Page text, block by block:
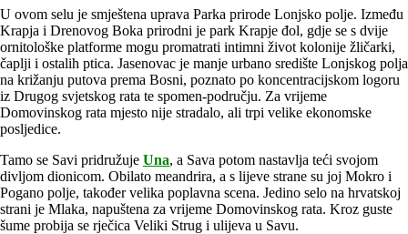
U ovom selu je smještena uprava Parka prirode Lonjsko polje. Između
Krapja i Drenovog Boka prirodni je park Krapje đol, gdje se s dvije
ornitološke platforme mogu promatrati intimni život kolonije žličarki,
čaplji i ostalih ptica. Jasenovac je manje urbano središte Lonjskog polja
na križanju putova prema Bosni, poznato po koncentracijskom logoru
iz Drugog svjetskog rata te spomen-području. Za vrijeme
Domovinskog rata mjesto nije stradalo, ali trpi velike ekonomske
posljedice.
Tamo se Savi pridružuje Una, a Sava potom nastavlja teći svojom
divljom dionicom. Obilato meandrira, a s lijeve strane su joj Mokro i
Pogano polje, također velika poplavna scena. Jedino selo na hrvatskoj
strani je Mlaka, napuštena za vrijeme Domovinskog rata. Kroz guste
šume probija se rječica Veliki Strug i ulijeva u Savu.